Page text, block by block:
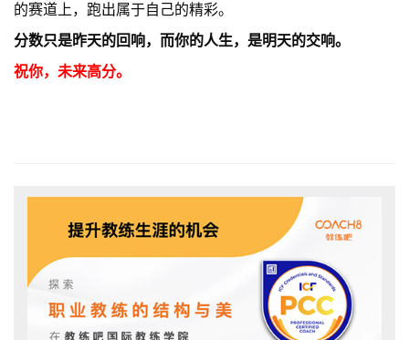
的赛道上，跑出属于自己的精彩。
分数只是昨天的回响，而你的人生，是明天的交响。
祝你，未来高分。